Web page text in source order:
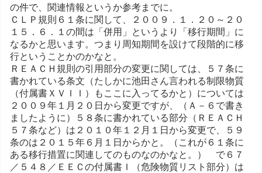
の件で、関連情報というか参考までに。
ＣＬＰ規則６１条に関して、２００９．１．２０～２０
１５．６．１の間は「併用」というより「移行期間」に
なるかと思います。つまり周知期間を設けて段階的に移
行ということかのかなと。
ＲＥＡＣＨ規則の引用部分の変更に関しては、５７条に
書かれている条文（たしかに池田さん言われる制限物質
（付属書ＸＶＩＩ）もここに入ってるかと）については
２００９年１月２０日から変更ですが、（Ａ－６で書き
ましたように）５８条に書かれている部分（ＲＥＡＣＨ
５７条など）は２０１０年１２月１日から変更で、５９
条のは２０１５年６月１日からかと。（これが６１条に
ある移行措置に関連してのものなのかなと。） で６７
／５４８／ＥＥＣの付属書Ｉ（危険物質リスト部分）は